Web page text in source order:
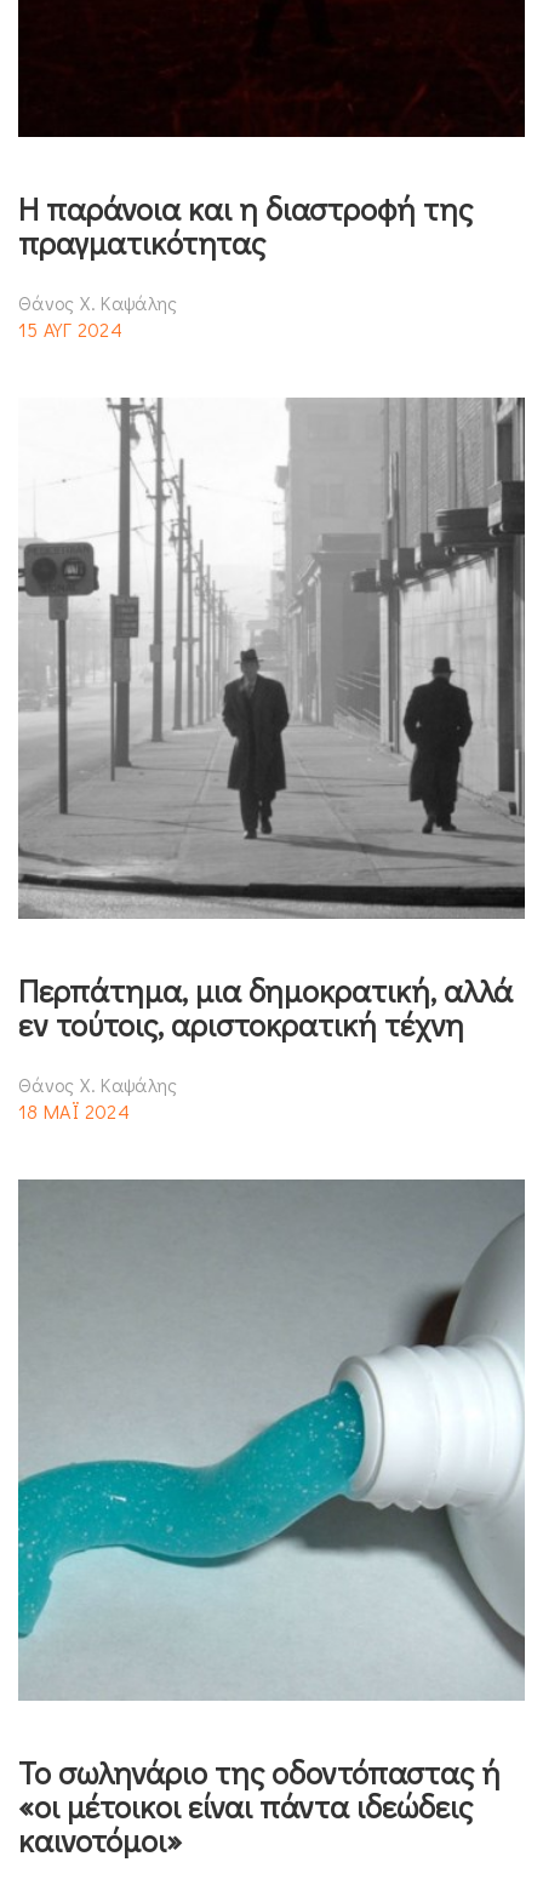
Η παράνοια και η διαστροφή της
πραγματικότητας
Θάνος Χ. Καψάλης
15 ΑΥΓ 2024
Περπάτημα, μια δημοκρατική, αλλά
εν τούτοις, αριστοκρατική τέχνη
Θάνος Χ. Καψάλης
18 ΜΑΪ 2024
Το σωληνάριο της οδοντόπαστας ή
«οι μέτοικοι είναι πάντα ιδεώδεις
καινοτόμοι»